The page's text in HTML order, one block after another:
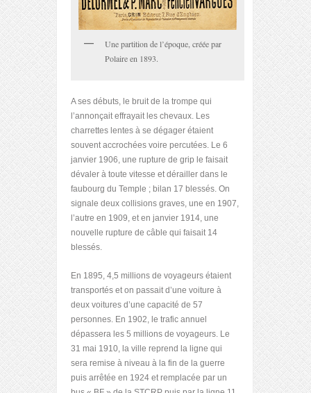
Une partition de l’époque, créée par
Polaire en 1893.
A ses débuts, le bruit de la trompe qui
l’annonçait effrayait les chevaux. Les
charrettes lentes à se dégager étaient
souvent accrochées voire percutées. Le 6
janvier 1906, une rupture de grip le faisait
dévaler à toute vitesse et dérailler dans le
faubourg du Temple ; bilan 17 blessés. On
signale deux collisions graves, une en 1907,
l’autre en 1909, et en janvier 1914, une
nouvelle rupture de câble qui faisait 14
blessés.
En 1895, 4,5 millions de voyageurs étaient
transportés et on passait d’une voiture à
deux voitures d’une capacité de 57
personnes. En 1902, le trafic annuel
dépassera les 5 millions de voyageurs. Le
31 mai 1910, la ville reprend la ligne qui
sera remise à niveau à la fin de la guerre
puis arrêtée en 1924 et remplacée par un